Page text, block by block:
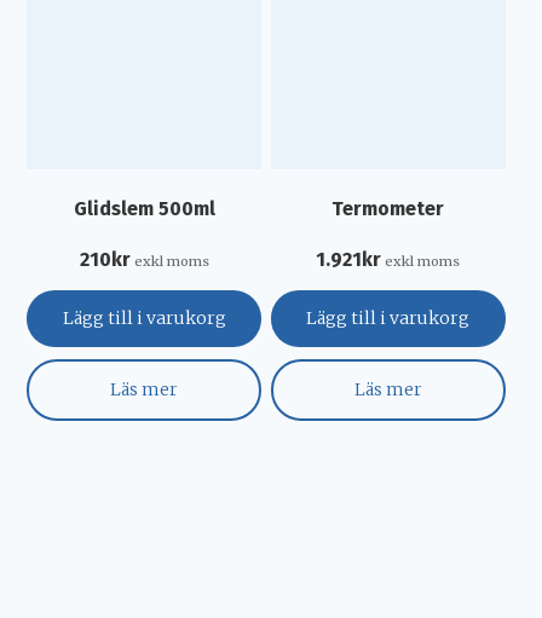
Glidslem 500ml
210kr exkl moms
Lägg till i varukorg
Läs mer
Termometer
1.921kr exkl moms
Lägg till i varukorg
Läs mer